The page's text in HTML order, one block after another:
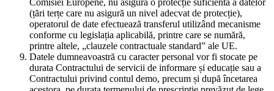
Comisiei Europene, nu asigură o protecție suficientă a datelor
(țări terțe care nu asigură un nivel adecvat de protecție),
operatorul de date efectuează transferul utilizând mecanisme
conforme cu legislația aplicabilă, printre care se numără,
printre altele, „clauzele contractuale standard” ale UE.
Datele dumneavoastră cu caracter personal vor fi stocate pe
durata Contractului de servicii de informare și educație sau a
Contractului privind contul demo, precum și după încetarea